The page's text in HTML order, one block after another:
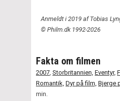
Anmeldt i 2019 af Tobias
© Philm.dk 1992-2026
Fakta om filmen
2007 Storbritannien, Eventyr,
Romantik, Dyr på film, Bjerge
min.